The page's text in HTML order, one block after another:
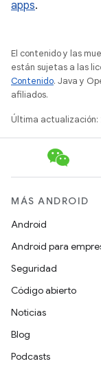
apps.
El contenido y las
están sujetas a las
Contenido. Java y
afiliados.
Última
MÁS ANDROID
Android
Android para
Seguridad
Código abierto
Noticias
Blog
Podcasts